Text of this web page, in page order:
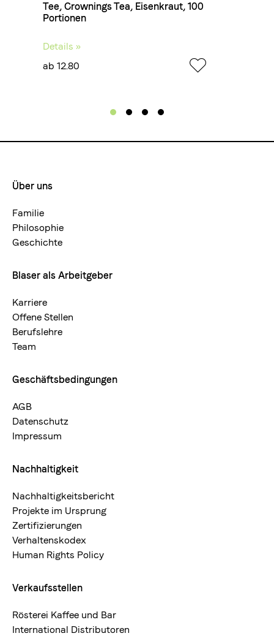
Tee, Crownings Tea, Eisenkraut, 100
Portionen
Details »
ab 12.80
Footermenue-
neu
Über uns
Familie
Philosophie
Geschichte
Blaser als Arbeitgeber
Karriere
Offene Stellen
Berufslehre
Team
Geschäftsbedingungen
AGB
Datenschutz
Impressum
Nachhaltigkeit
Nachhaltigkeitsbericht
Projekte im Ursprung
Zertifizierungen
Verhaltenskodex
Human Rights Policy
Verkaufsstellen
Rösterei Kaffee und Bar
International Distributoren